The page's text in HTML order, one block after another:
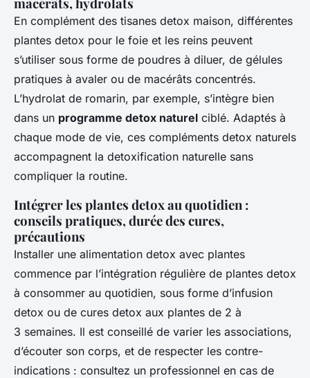
En complément des tisanes detox maison, différentes
plantes detox pour le foie et les reins peuvent
s’utiliser sous forme de poudres à diluer, de gélules
pratiques à avaler ou de macérâts concentrés.
L’hydrolat de romarin, par exemple, s’intègre bien
dans un programme detox naturel ciblé. Adaptés à
chaque mode de vie, ces compléments detox naturels
accompagnent la detoxification naturelle sans
compliquer la routine.
Intégrer les plantes detox au quotidien :
conseils pratiques, durée des cures,
précautions
Installer une alimentation detox avec plantes
commence par l’intégration régulière de plantes detox
à consommer au quotidien, sous forme d’infusion
detox ou de cures detox aux plantes de 2 à
3 semaines. Il est conseillé de varier les associations,
d’écouter son corps, et de respecter les contre-
indications : consultez un professionnel en cas de